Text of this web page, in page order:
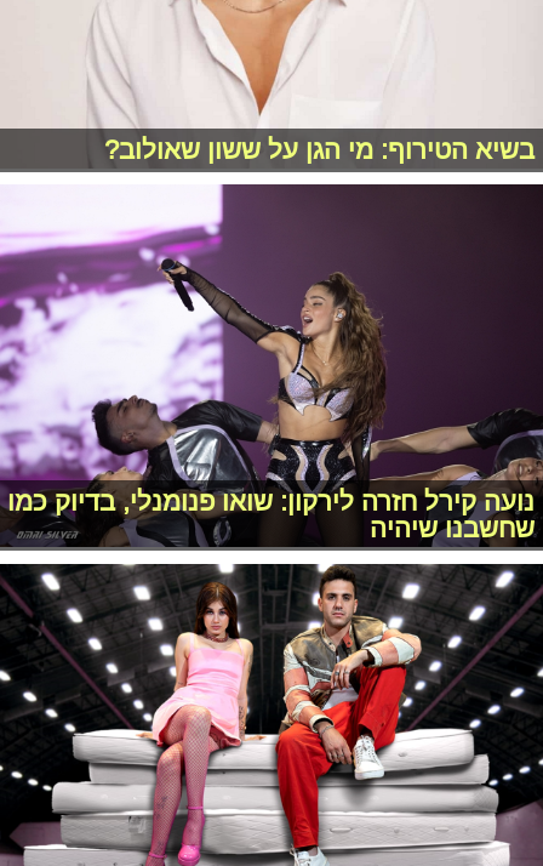
בשיא הטירוף: מי הגן על ששון שאולוב?
נועה קירל חזרה לירקון: שואו פנומנלי, בדיוק כמו
שחשבנו שיהיה